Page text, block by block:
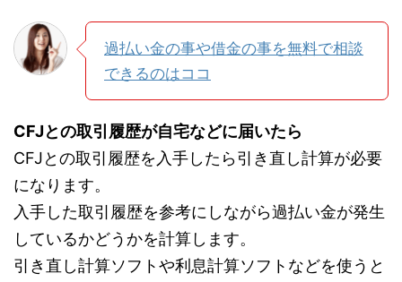
過払い金の事や借金の事を無料で相談
できるのはココ
CFJとの取引履歴が自宅などに届いたら
CFJとの取引履歴を入手したら引き直し計算が必要
になります。
入手した取引履歴を参考にしながら過払い金が発生
しているかどうかを計算します。
引き直し計算ソフトや利息計算ソフトなどを使うと